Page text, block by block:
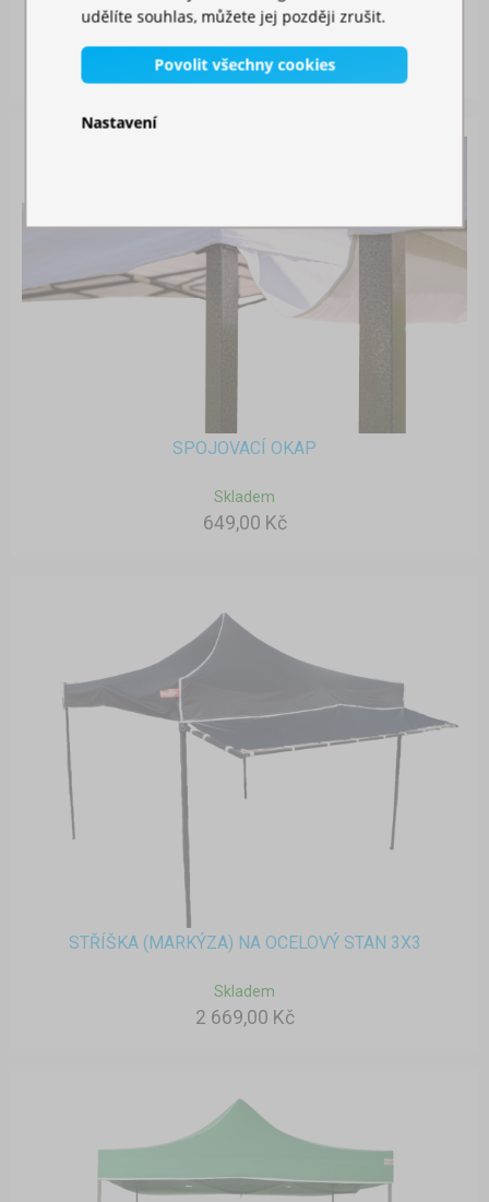
749,00 Kč
SPOJOVACÍ OKAP
Skladem
649,00 Kč
STŘÍŠKA (MARKÝZA) NA OCELOVÝ STAN 3X3
Skladem
2 669,00 Kč
udělíte souhlas, můžete jej později zrušit.
Povolit všechny cookies
Nastavení